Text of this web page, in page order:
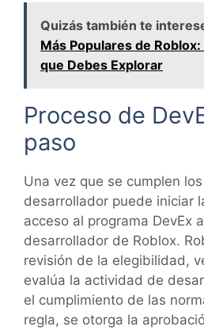
Quizás también te
Más Populares de
que Debes Explorar
Proceso de
paso
Una vez que se cumplen
desarrollador puede iniciar
acceso al programa DevEx
desarrollador de Roblox.
revisión de la elegibilidad,
evalúa la actividad de
el cumplimiento de las
regla, se otorga la